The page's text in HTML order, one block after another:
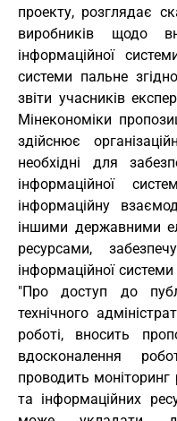
проекту, розглядає
виробників щодо
інформаційної
системи пальне
звіти учасників
Мінекономіки
здійснює
необхідні для
інформаційної
інформаційну
іншими державними
ресурсами,
інформаційної
"Про доступ до
технічного
роботі, вносить
вдосконалення
проводить моніторинг
та інформаційних